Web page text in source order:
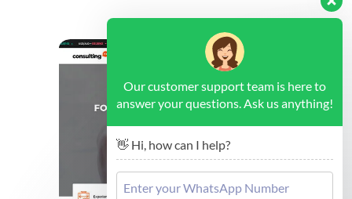
Our customer support team is here to
answer your questions. Ask us anything!
👋 Hi, how can I help?